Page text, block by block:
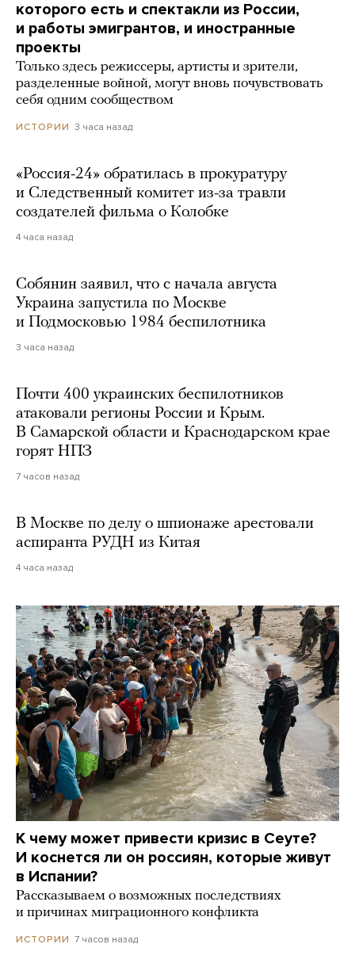
которого есть и спектакли из России,
и работы эмигрантов, и иностранные
проекты
Только здесь режиссеры, артисты и зрители,
разделенные войной, могут вновь почувствовать
себя одним сообществом
ИСТОРИИ 3 часа назад
«Россия-24» обратилась в прокуратуру
и Следственный комитет из-за травли
создателей фильма о Колобке
4 часа назад
Собянин заявил, что с начала августа
Украина запустила по Москве
и Подмосковью 1984 беспилотника
3 часа назад
Почти 400 украинских беспилотников
атаковали регионы России и Крым.
В Самарской области и Краснодарском крае
горят НПЗ
7 часов назад
В Москве по делу о шпионаже арестовали
аспиранта РУДН из Китая
4 часа назад
К чему может привести кризис в Сеуте?
И коснется ли он россиян, которые живут
в Испании?
Рассказываем о возможных последствиях
и причинах миграционного конфликта
ИСТОРИИ 7 часов назад